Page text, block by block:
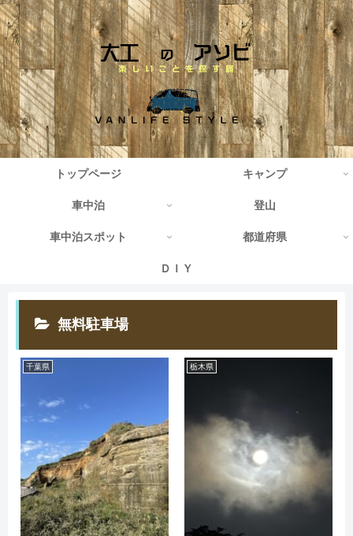
トップページ キャンプ
車中泊 登山
車中泊スポット 都道府県
ＤＩＹ
無料駐車場
千葉県 栃木県